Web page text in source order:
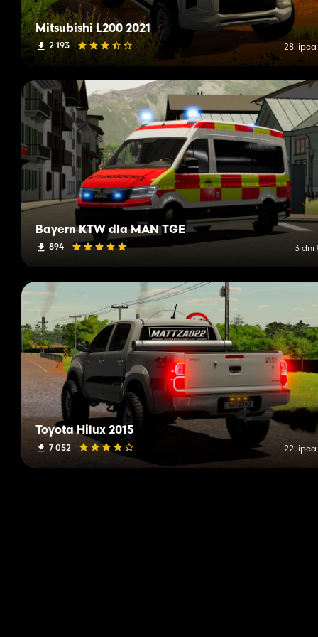
Mitsubishi L200 2021
2 193 28 lipca
Bayern KTW dla MAN TGE
894 3 dni
Toyota Hilux 2015
7 052 22 lipca